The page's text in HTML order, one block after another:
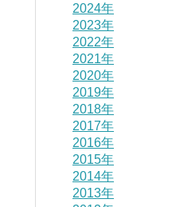
2024年
2023年
2022年
2021年
2020年
2019年
2018年
2017年
2016年
2015年
2014年
2013年